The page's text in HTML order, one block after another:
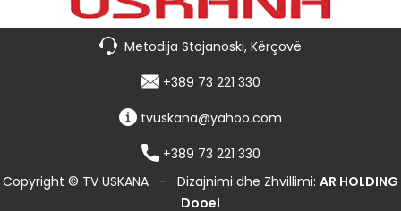
Metodija Stojanoski, Kërçovë
+389 73 221 330
tvuskana@yahoo.com
+389 73 221 330
Copyright © TV USKANA - Dizajnimi dhe Zhvillimi: AR HOLDING
Dooel